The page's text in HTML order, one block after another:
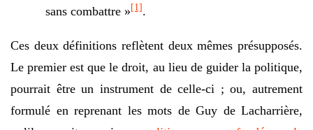
sans combattre »[1].
Ces deux définitions reflètent deux mêmes présupposés.
Le premier est que le droit, au lieu de guider la politique,
pourrait être un instrument de celle-ci ; ou, autrement
formulé en reprenant les mots de Guy de Lacharrière,